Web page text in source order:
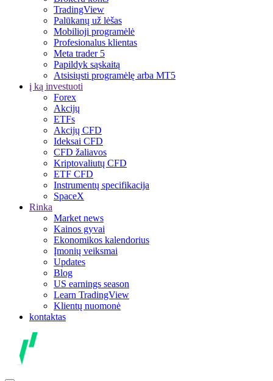
TradingView
Palūkanų už lėšas
Mobilioji programėlė
Profesionalus klientas
Meta trader 5
Papildyk sąskaitą
Atsisiųsti programėlę arba MT5
į ką investuoti
Forex
Akcijų
ETFs
Akcijų CFD
Ideksai CFD
CFD žaliavos
Kriptovaliutų CFD
ETF CFD
Instrumentų specifikacija
SpaceX
Rinka
Market news
Kainos gyvai
Ekonomikos kalendorius
Įmonių veiksmai
Updates
Blog
US earnings season
Learn TradingView
Klientų nuomonė
kontaktas